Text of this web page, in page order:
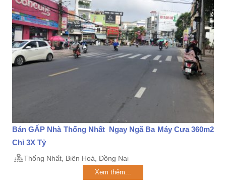
Bán GẤP Nhà Thống Nhất Ngay Ngã Ba Máy Cưa 360m2
Chỉ 3X Tỷ
Thống Nhất, Biên Hoà, Đồng Nai
Xem thêm...